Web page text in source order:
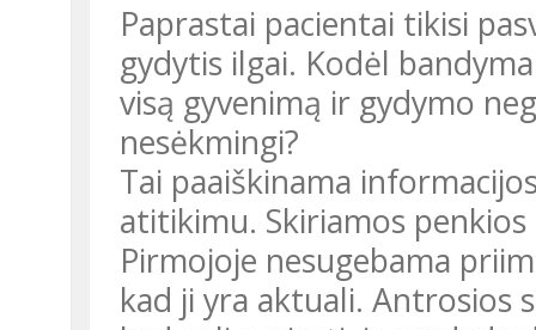
Paprastai pacientai tikisi
gydytis ilgai. Kodėl
visą gyvenimą ir gydymo
nesėkmingi?
Tai paaiškinama
atitikimu. Skiriamos
Pirmojoje nesugebama
kad ji yra aktuali. Antrosios